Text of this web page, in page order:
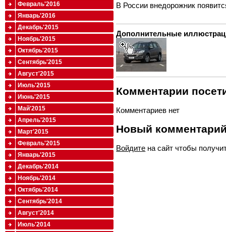
В России внедорожник
Дополнительные
Комментарии
Комментариев нет
Новый
Войдите на сайт чтобы
Февраль'2016
Январь'2016
Декабрь'2015
Ноябрь'2015
Октябрь'2015
Сентябрь'2015
Август'2015
Июль'2015
Июнь'2015
Май'2015
Апрель'2015
Март'2015
Февраль'2015
Январь'2015
Декабрь'2014
Ноябрь'2014
Октябрь'2014
Сентябрь'2014
Август'2014
Июль'2014